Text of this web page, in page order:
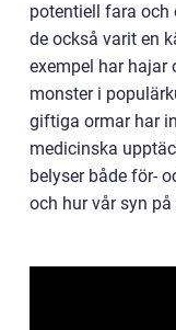
potentiell fara och
de också varit en
exempel har
monster i
giftiga ormar har
medicinska
belyser både för-
och hur vår syn